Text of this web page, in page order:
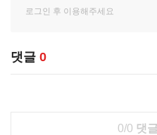
댓글 0
0/0 댓